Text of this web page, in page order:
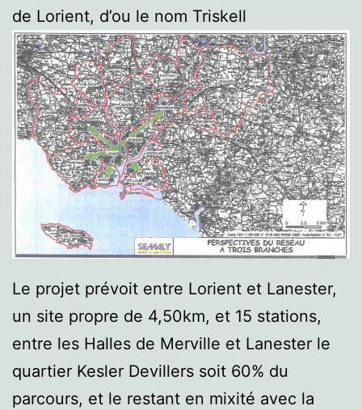
de Lorient, d’ou le nom Triskell
Le projet prévoit entre Lorient et Lanester,
un site propre de 4,50km, et 15 stations,
entre les Halles de Merville et Lanester le
quartier Kesler Devillers soit 60% du
parcours, et le restant en mixité avec la